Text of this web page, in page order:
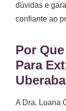
dúvidas e
confiante ao
Por
Para
Uberaba
A Dra. Luana